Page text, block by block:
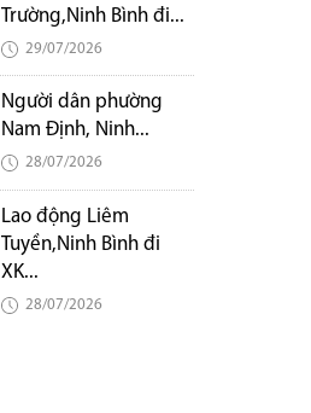
Trường,Ninh Bình đi...
29/07/2026
Người dân phường
Nam Định, Ninh...
28/07/2026
Lao động Liêm
Tuyền,Ninh Bình đi
XK...
28/07/2026